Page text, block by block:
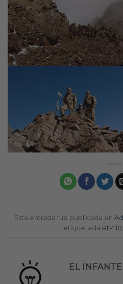
Esta entrada fue publicada en
etiquetada RIM
EL INFANTE